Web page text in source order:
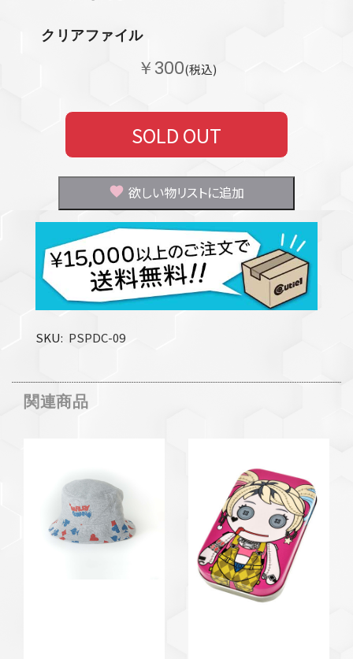
クリアファイル
￥300(税込)
SOLD OUT
欲しい物リストに追加
SKU PSPDC-09
関連商品